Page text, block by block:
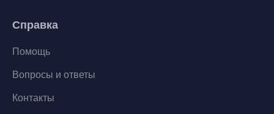
Справка
Помощь
Вопросы и ответы
Контакты